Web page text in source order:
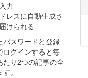
力
レスに自動生成さ
けられる
パスワードと登録
ログインすると毎
たり2つの記事の全
。